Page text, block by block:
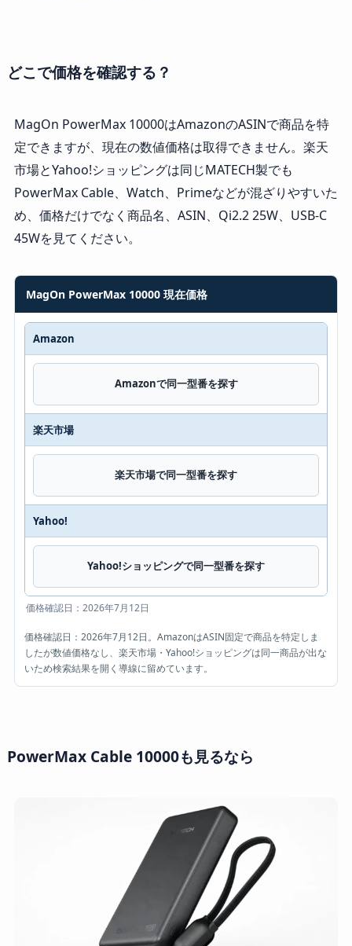
どこで価格を確認する？
MagOn PowerMax 10000はAmazonのASINで商品を特
定できますが、現在の数値価格は取得できません。楽天
市場とYahoo!ショッピングは同じMATECH製でも
PowerMax Cable、Watch、Primeなどが混ざりやすいた
め、価格だけでなく商品名、ASIN、Qi2.2 25W、USB-C
45Wを見てください。
MagOn PowerMax 10000 現在価格
販売先
Amazon
Amazonで同一型番を探す
楽天市場
楽天市場で同一型番を探す
Yahoo!
Yahoo!ショッピングで同一型番を探す
価格確認日：2026年7月12日
価格確認日：2026年7月12日。AmazonはASIN固定で商品を特定しま
したが数値価格なし、楽天市場・Yahoo!ショッピングは同一商品が出な
いため検索結果を開く導線に留めています。
PowerMax Cable 10000も見るなら